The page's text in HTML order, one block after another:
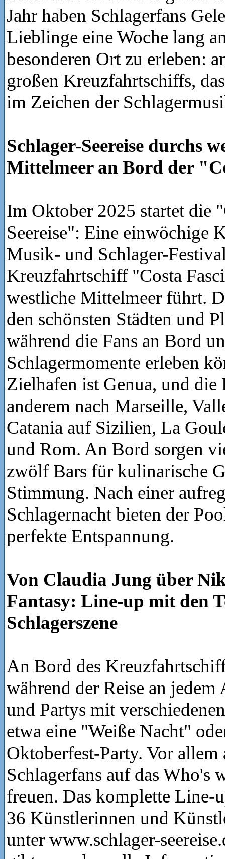
Jahr haben Schlagerfans
Lieblinge eine Woche lang
besonderen Ort zu erleben:
großen Kreuzfahrtschiffs,
im Zeichen der
Schlager-Seereise durchs
Mittelmeer an Bord der
Im Oktober 2025 startet die
Seereise": Eine einwöchige
Musik- und Schlager-
Kreuzfahrtschiff "Costa
westliche Mittelmeer führt.
den schönsten Städten und
während die Fans an Bord
Schlagermomente erleben
Zielhafen ist Genua, und
anderem nach Marseille,
Catania auf Sizilien, La
und Rom. An Bord sorgen
zwölf Bars für kulinarische
Stimmung. Nach einer
Schlagernacht bieten der
perfekte Entspannung.
Von Claudia Jung über
Fantasy: Line-up mit den
Schlagerszene
An Bord des
während der Reise an
und Partys mit
etwa eine "Weiße Nacht"
Oktoberfest-Party. Vor allem
Schlagerfans auf das Who's
freuen. Das komplette Line-
36 Künstlerinnen und
unter www.schlager-